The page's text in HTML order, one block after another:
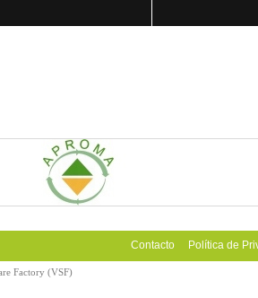
Contacto Política de
Factory (VSF)